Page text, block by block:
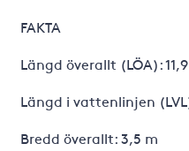
FAKTA
Längd överallt (LÖA):
Längd i vattenlinjen
Bredd överallt: 3,5 m